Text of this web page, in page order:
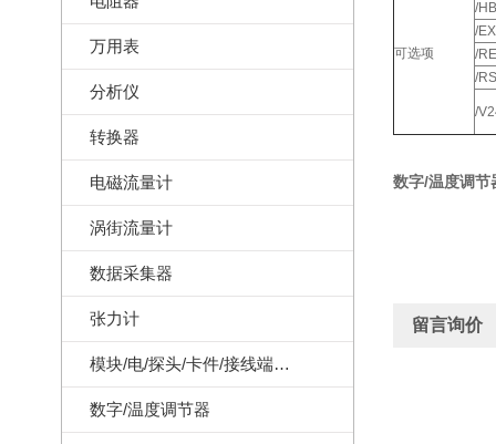
万用表
分析仪
转换器
电磁流量计
涡街流量计
数据采集器
张力计
模块/电/探头/卡件/接线端子/记录纸
数字/温度调节器
可选项
/
/EX
/
/RS
/
数字/温度调
留言询价